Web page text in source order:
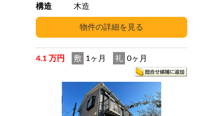
構造
木造
4.1 万円 敷 1ヶ月 礼 0ヶ月